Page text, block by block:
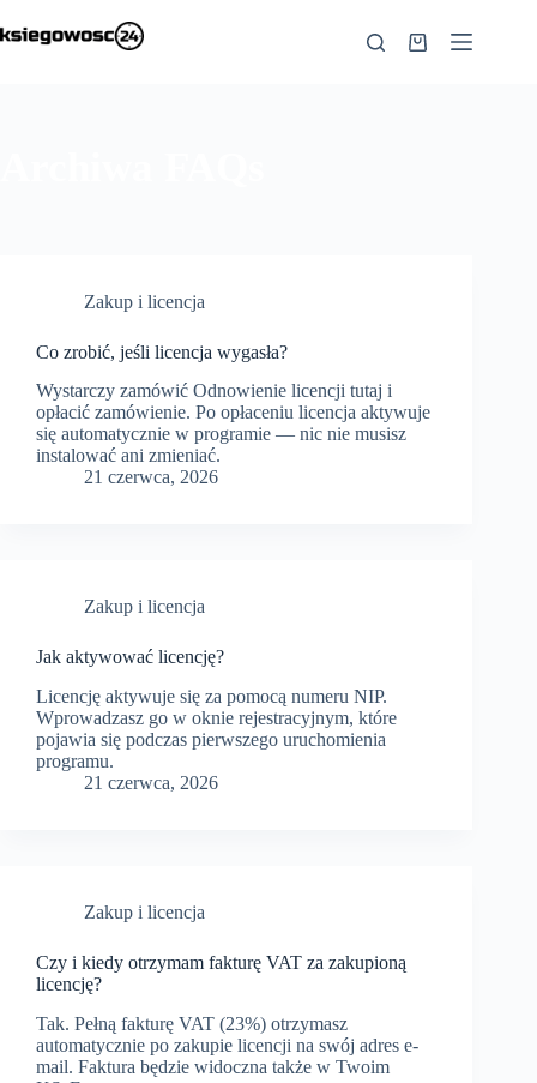
do
Koszyk
Zakup i licencja
Co zrobić, jeśli licencja wygasła?
Wystarczy zamówić Odnowienie licencji tutaj i
opłacić zamówienie. Po opłaceniu licencja aktywuje
się automatycznie w programie — nic nie musisz
instalować ani zmieniać.
21 czerwca, 2026
Zakup i licencja
Jak aktywować licencję?
Licencję aktywuje się za pomocą numeru NIP.
Wprowadzasz go w oknie rejestracyjnym, które
pojawia się podczas pierwszego uruchomienia
programu.
21 czerwca, 2026
Zakup i licencja
Czy i kiedy otrzymam fakturę VAT za zakupioną
licencję?
Tak. Pełną fakturę VAT (23%) otrzymasz
automatycznie po zakupie licencji na swój adres e-
mail. Faktura będzie widoczna także w Twoim